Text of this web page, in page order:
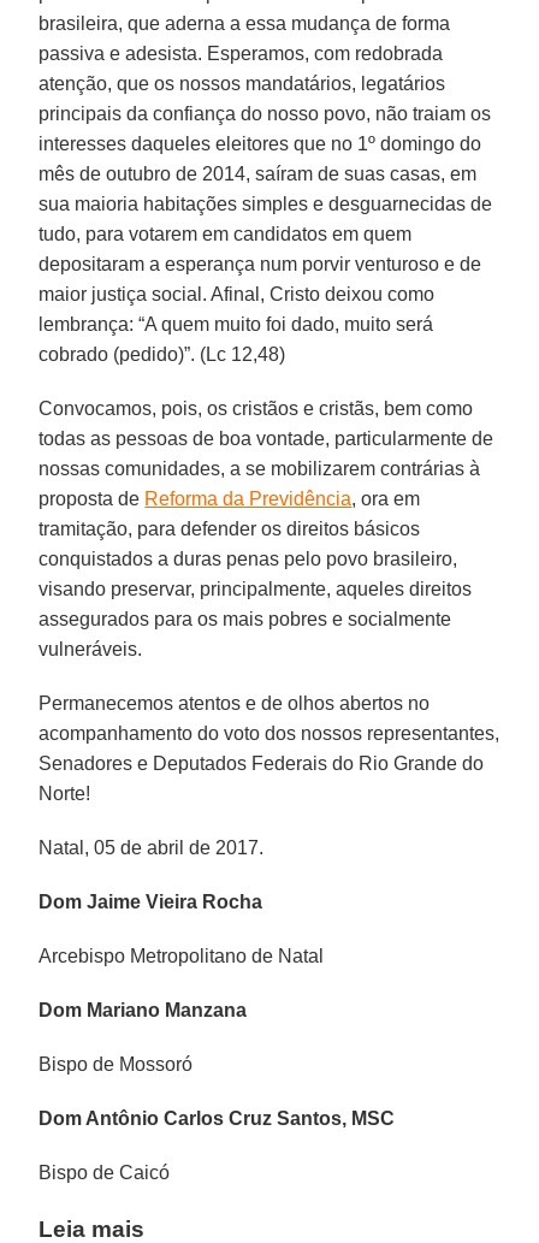
brasileira, que aderna a essa mudança de forma
passiva e adesista. Esperamos, com redobrada
atenção, que os nossos mandatários, legatários
principais da confiança do nosso povo, não traiam os
interesses daqueles eleitores que no 1º domingo do
mês de outubro de 2014, saíram de suas casas, em
sua maioria habitações simples e desguarnecidas de
tudo, para votarem em candidatos em quem
depositaram a esperança num porvir venturoso e de
maior justiça social. Afinal, Cristo deixou como
lembrança: “A quem muito foi dado, muito será
cobrado (pedido)”. (Lc 12,48)
Convocamos, pois, os cristãos e cristãs, bem como
todas as pessoas de boa vontade, particularmente de
nossas comunidades, a se mobilizarem contrárias à
proposta de Reforma da Previdência, ora em
tramitação, para defender os direitos básicos
conquistados a duras penas pelo povo brasileiro,
visando preservar, principalmente, aqueles direitos
assegurados para os mais pobres e socialmente
vulneráveis.
Permanecemos atentos e de olhos abertos no
acompanhamento do voto dos nossos representantes,
Senadores e Deputados Federais do Rio Grande do
Norte!
Natal, 05 de abril de 2017.
Dom Jaime Vieira Rocha
Arcebispo Metropolitano de Natal
Dom Mariano Manzana
Bispo de Mossoró
Dom Antônio Carlos Cruz Santos, MSC
Bispo de Caicó
Leia mais